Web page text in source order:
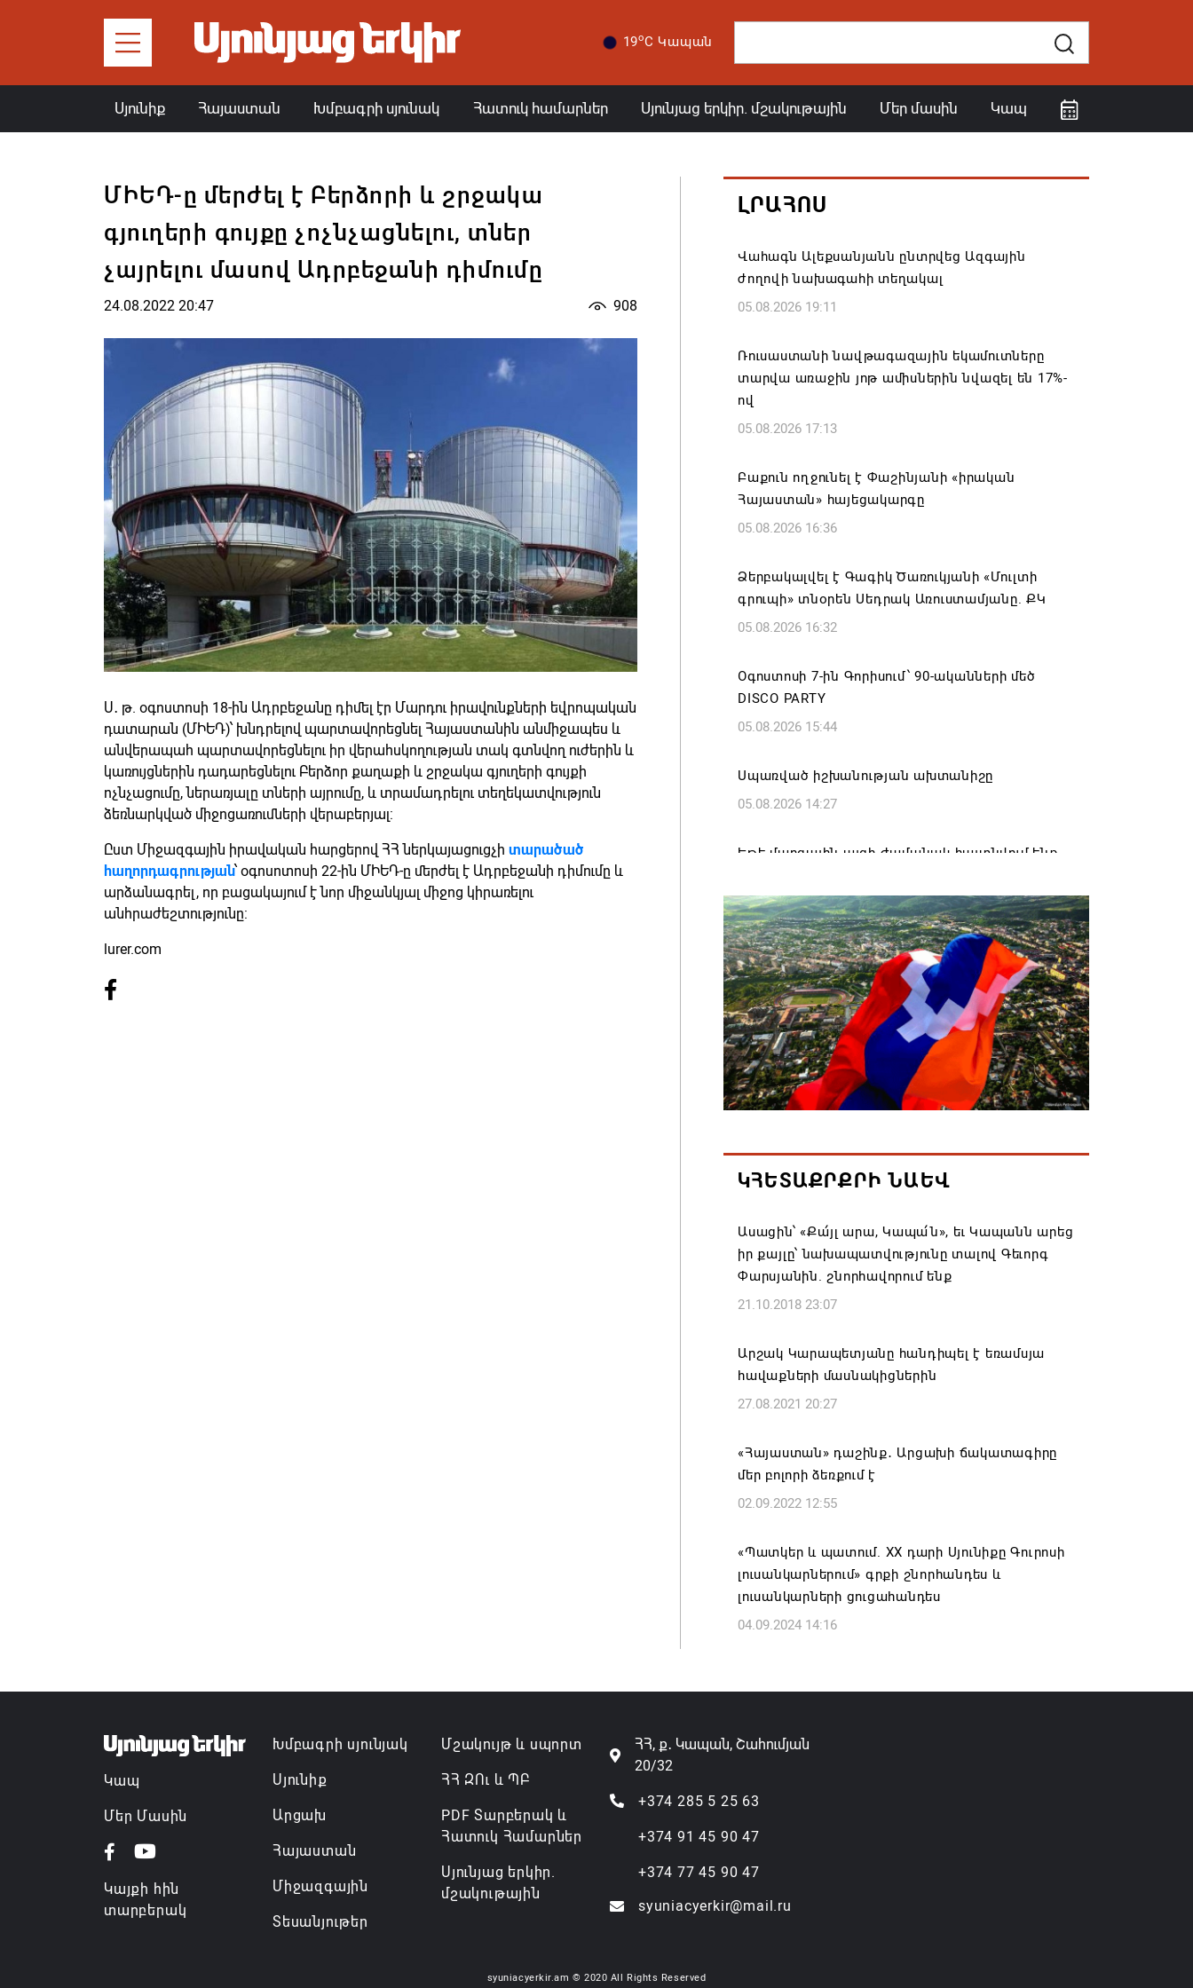
19oC Կապան
Սյունիք Հայաստան Խմբագրի սյունակ Հատուկ համարներ Սյունյաց երկիր. մշակութային Մեր մասին Կապ
ՄԻԵԴ-ը մերժել է Բերձորի և շրջակա
գյուղերի գույքը չոչնչացնելու, տներ
չայրելու մասով Ադրբեջանի դիմումը
24.08.2022 20:47 908
Ս․ թ. օգոստոսի 18-ին Ադրբեջանը դիմել էր Մարդու իրավունքների եվրոպական
դատարան (ՄԻԵԴ)՝ խնդրելով պարտավորեցնել Հայաստանին անմիջապես և
անվերապահ պարտավորեցնելու իր վերահսկողության տակ գտնվող ուժերին և
կառույցներին դադարեցնելու Բերձոր քաղաքի և շրջակա գյուղերի գույքի
ոչնչացումը, ներառյալը տների այրումը, և տրամադրելու տեղեկատվություն
ձեռնարկված միջոցառումների վերաբերյալ:
Ըստ Միջազգային իրավական հարցերով ՀՀ ներկայացուցչի տարածած
հաղորդագրության՝ օգոսոտոսի 22-ին ՄԻԵԴ-ը մերժել է Ադրբեջանի դիմումը և
արձանագրել, որ բացակայում է նոր միջանկյալ միջոց կիրառելու
անհրաժեշտությունը:
lurer.com
ԼՐԱՀՈՍ
Վահագն Ալեքսանյանն ընտրվեց Ազգային
ժողովի նախագահի տեղակալ
05.08.2026 19:11
Ռուսաստանի նավթագազային եկամուտները
տարվա առաջին յոթ ամիսներին նվազել են 17%-
ով
05.08.2026 17:13
Բաքուն ողջունել է Փաշինյանի «իրական
Հայաստան» հայեցակարգը
05.08.2026 16:36
Ձերբակալվել է Գագիկ Ծառուկյանի «Մուլտի
գրուպի» տնօրեն Սեդրակ Առուստամյանը. ՔԿ
05.08.2026 16:32
Օգոստոսի 7-ին Գորիսում՝ 90-ականների մեծ
DISCO PARTY
05.08.2026 15:44
Սպառված իշխանության ախտանիշը
05.08.2026 14:27
Եթե մարզային այցի ժամանակ հայտնվում ենք
պատգամավորը՝ ՔՊ-ականին
05.08.2026 12:08
Ամփոփվել են 2026թ. բուհական ընդունելության
արդյունքները. ՀՀ բուհերում այս տարի կսովորի
10958 առաջին կուրսեցի
05.08.2026 12:01
ԱՄՆ-ն կրկնապատկել է TRIPP նախագծի
05.08.2026 11:57
բնակարանների վարձակալության անվան տակ
խարդախություններ
ՀԱՄԱԿԱՐԳՎԱԾ ՋՐԱՄԱՏԱԿԱՐԱՐՈՒՄ ԿՈՒՆԵՆԱՆ
հաղորդում է ներկայացրել
ԿՀԵՏԱՔՐՔՐԻ ՆԱԵՎ
Ասացին՝ «Քա՛յլ արա, Կապա՛ն», եւ Կապանն արեց
իր քայլը՝ նախապատվությունը տալով Գեւորգ
Փարսյանին. շնորհավորում ենք
21.10.2018 23:07
Արշակ Կարապետյանը հանդիպել է եռամսյա
հավաքների մասնակիցներին
27.08.2021 20:27
«Հայաստան» դաշինք․ Արցախի ճակատագիրը
մեր բոլորի ձեռքում է
02.09.2022 12:55
«Պատկեր և պատում. XX դարի Սյունիքը Գուրոսի
լուսանկարներում» գրքի շնորհանդես և
լուսանկարների ցուցահանդես
04.09.2024 14:16
Կապ
Մեր Մասին
Կայքի հին
տարբերակ
Խմբագրի սյունյակ
Սյունիք
Արցախ
Հայաստան
Միջազգային
Տեսանյութեր
Մշակույթ և սպորտ
ՀՀ ԶՈւ և ՊԲ
PDF Տարբերակ և
Հատուկ Համարներ
Սյունյաց երկիր.
մշակութային
ՀՀ, ք․ Կապան, Շահումյան
20/32
+374 285 5 25 63
+374 91 45 90 47
+374 77 45 90 47
syuniacyerkir@mail.ru
syuniacyerkir.am © 2020 All Rights Reserved